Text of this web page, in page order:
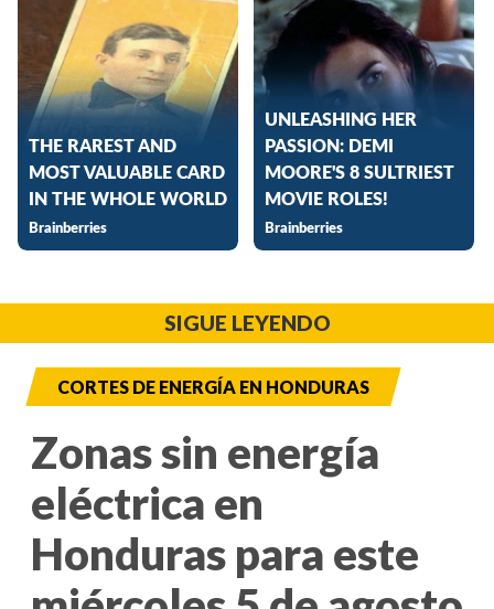
SIGUE LEYENDO
CORTES DE ENERGÍA EN HONDURAS
Zonas sin energía
eléctrica en
Honduras para este